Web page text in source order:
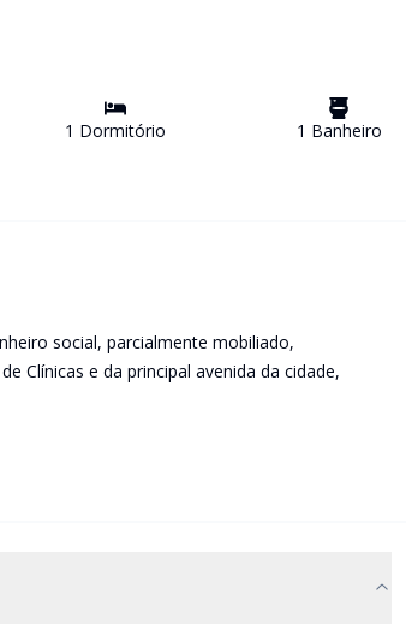
1 Dormitório 1 Banheiro
social, parcialmente mobiliado,
Clínicas e da principal avenida da cidade,